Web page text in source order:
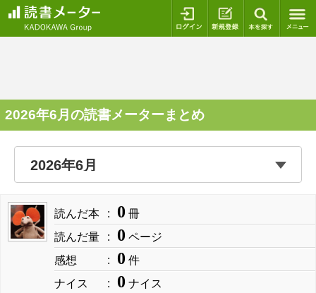
ログイン 新規登録
2026年6月の読書メーターまとめ
読んだ本 0 冊
読んだ量
0 ページ
感想
0 件
ナイス
0 ナイス